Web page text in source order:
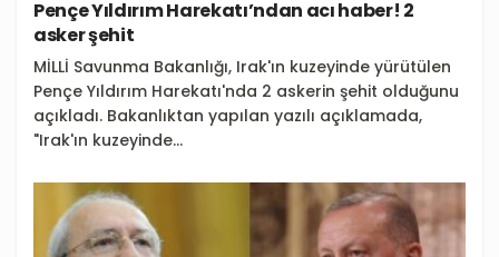
Pençe Yıldırım Harekatı’ndan acı haber! 2
asker şehit
MİLLİ Savunma Bakanlığı, Irak'ın kuzeyinde yürütülen
Pençe Yıldırım Harekatı'nda 2 askerin şehit olduğunu
açıkladı. Bakanlıktan yapılan yazılı açıklamada,
"Irak'ın kuzeyinde...